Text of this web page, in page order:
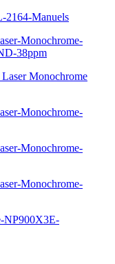
2164-Manuels
Monochrome-
38ppm
Monochrome
Monochrome-
Monochrome-
Monochrome-
NP900X3E-